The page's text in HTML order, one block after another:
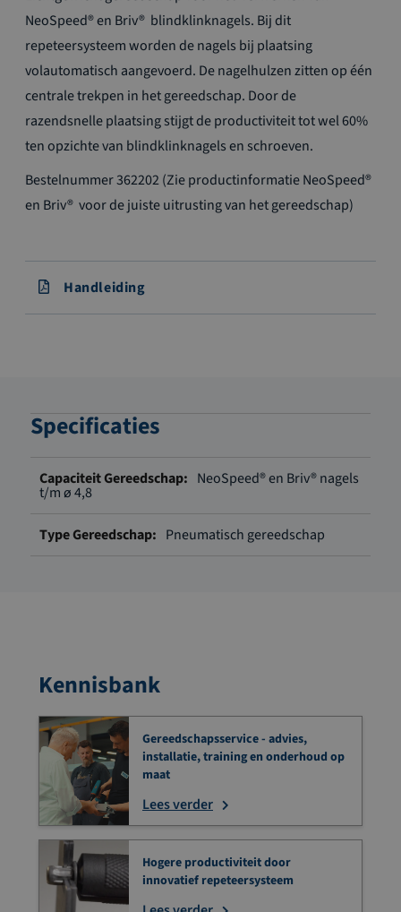
NeoSpeed® en Briv® blindklinknagels. Bij dit
repeteersysteem worden de nagels bij plaatsing
volautomatisch aangevoerd. De nagelhulzen zitten op één
centrale trekpen in het gereedschap. Door de
razendsnelle plaatsing stijgt de productiviteit tot wel 60%
ten opzichte van blindklinknagels en schroeven.
Bestelnummer 362202 (Zie productinformatie NeoSpeed®
en Briv® voor de juiste uitrusting van het gereedschap)
Handleiding
Specificaties
informatie
NeoSpeed® en Briv® nagels
t/m ø 4,8
Pneumatisch gereedschap
Kennisbank
Gereedschapsservice - advies,
installatie, training en onderhoud op
maat
Lees verder
Hogere productiviteit door
innovatief repeteersysteem